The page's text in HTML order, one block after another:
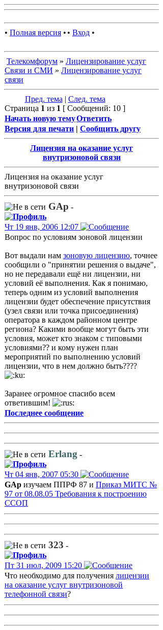
• Полная версия • • Вход •
Телекомфорум » Лицензирование услуг
Связи и СМИ » Лицензирование услуг
связи
Пред. тема | След. тема
Страница 1 из 1 [ Сообщений: 10 ]
Начать новую темуОтветить
Версия для печати | Сообщить другу
Лицензия на оказание услуг
внутризоновой связи
Лицензия на оказание услуг
внутризоновой связи
GAp -
Чт 19 янв, 2006 12:07
Вопрос по условиям зоновой лицензии
Вот выдали нам зоновую лицензию, точнее
сообщили о "принятии решения о выдаче",
но не передавали ещё ни лицензии, ни
условий её выполнения. Как я понимаю,
теперь одним из условий выполнения
лицензии будет обеспечение присутствия
(узел связи или точка присоединения)
оператора в каждом районном центре
региона? Какими вообще могут быть эти
условия, может кто знаком с типовыми
условиями?? и кому нужен план
мероприятий по выполнению условий
лицензии, что в нем должно быть????
Заранее огромное спасибо всем
ответившим!
Последнее сообщение
Erlang -
Чт 04 янв, 2007 05:30
GAp изучаем ППРФ 87 и Приказ МИТС №
97 от 08.08.05 Требования к построению
ССОП
323 -
Пт 31 июл, 2009 15:20
Что необходимо для получения лицензии
на оказание услуг внутризоновой
телефонной связи?